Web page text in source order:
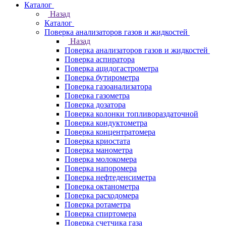
Каталог
Назад
Каталог
Поверка анализаторов газов и жидкостей
Назад
Поверка анализаторов газов и жидкостей
Поверка аспиратора
Поверка ацидогастрометра
Поверка бутирометра
Поверка газоанализатора
Поверка газометра
Поверка дозатора
Поверка колонки топливораздаточной
Поверка кондуктометра
Поверка концентратомера
Поверка криостата
Поверка манометра
Поверка молокомера
Поверка напоромера
Поверка нефтеденсиметра
Поверка октанометра
Поверка расходомера
Поверка ротаметра
Поверка спиртомера
Поверка счетчика газа